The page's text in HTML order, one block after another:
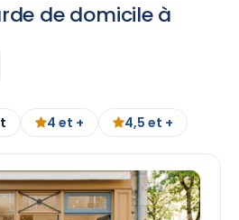
de domicile à
4 et + 4,5 et +